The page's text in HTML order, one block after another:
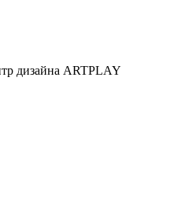
дизайна ARTPLAY